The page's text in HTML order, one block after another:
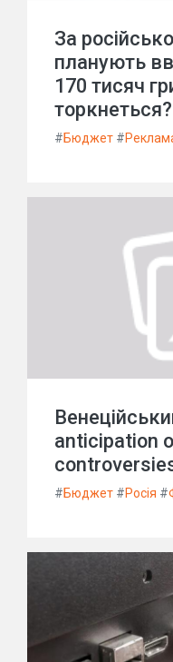
За
планують
170 тисяч
торкнеться?
#Бюджет #
anticipation
#Бюджет #Росія #